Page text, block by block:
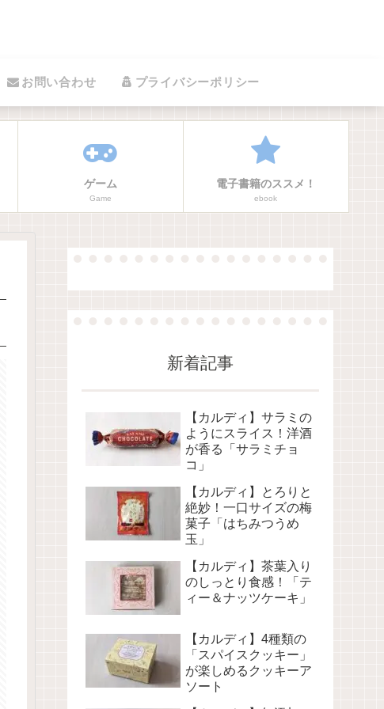
お問い合わせ プライバシーポリシー
ゲーム
Game
電子書籍のススメ！
ebook
新着記事
【カルディ】サラミの
ようにスライス！洋酒
が香る「サラミチョ
コ」
【カルディ】とろりと
絶妙！一口サイズの梅
菓子「はちみつうめ
玉」
【カルディ】茶葉入り
のしっとり食感！「テ
ィー＆ナッツケーキ」
【カルディ】4種類の
「スパイスクッキー」
が楽しめるクッキーア
ソート